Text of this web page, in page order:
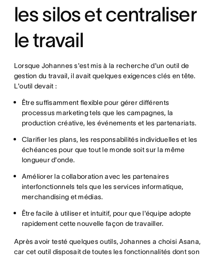
les silos et centraliser
le travail
Lorsque Johannes s'est mis à la recherche d'un outil de
gestion du travail, il avait quelques exigences clés en tête.
L'outil devait :
Être suffisamment flexible pour gérer différents
processus marketing tels que les campagnes, la
production créative, les événements et les partenariats.
Clarifier les plans, les responsabilités individuelles et les
échéances pour que tout le monde soit sur la même
longueur d'onde.
Améliorer la collaboration avec les partenaires
interfonctionnels tels que les services informatique,
merchandising et médias.
Être facile à utiliser et intuitif, pour que l'équipe adopte
rapidement cette nouvelle façon de travailler.
Après avoir testé quelques outils, Johannes a choisi Asana,
car cet outil disposait de toutes les fonctionnalités dont son